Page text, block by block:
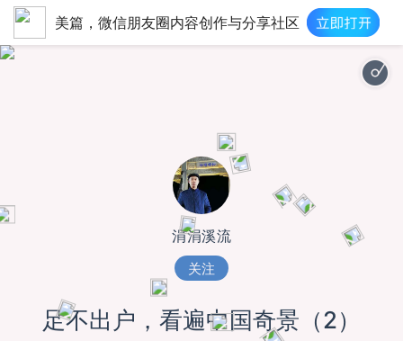
美篇，微信朋友圈内容创作与分享社区
涓涓溪流
关注
足不出户，看遍中国奇景（2）